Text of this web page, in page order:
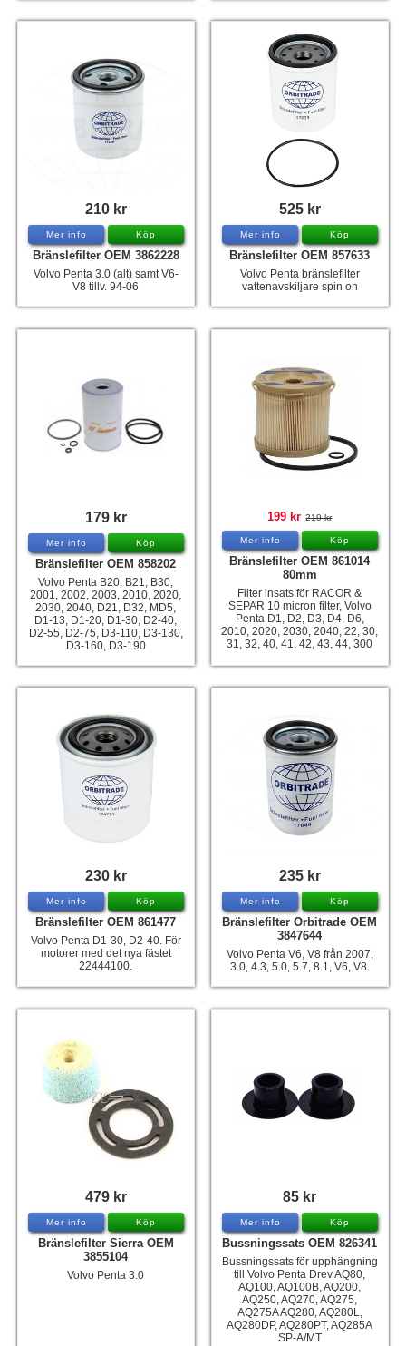
210 kr
Mer info Köp
Bränslefilter OEM 3862228
Volvo Penta 3.0 (alt) samt V6-
V8 tillv. 94-06
525 kr
Mer info Köp
Bränslefilter OEM 857633
Volvo Penta bränslefilter
vattenavskiljare spin on
179 kr
Mer info Köp
Bränslefilter OEM 858202
Volvo Penta B20, B21, B30,
2001, 2002, 2003, 2010, 2020,
2030, 2040, D21, D32, MD5,
D1-13, D1-20, D1-30, D2-40,
D2-55, D2-75, D3-110, D3-130,
D3-160, D3-190
199 kr 219 kr
Mer info Köp
Bränslefilter OEM 861014
80mm
Filter insats för RACOR &
SEPAR 10 micron filter, Volvo
Penta D1, D2, D3, D4, D6,
2010, 2020, 2030, 2040, 22, 30,
31, 32, 40, 41, 42, 43, 44, 300
230 kr
Mer info Köp
Bränslefilter OEM 861477
Volvo Penta D1-30, D2-40. För
motorer med det nya fästet
22444100.
235 kr
Mer info Köp
Bränslefilter Orbitrade OEM
3847644
Volvo Penta V6, V8 från 2007,
3.0, 4.3, 5.0, 5.7, 8.1, V6, V8.
479 kr
Mer info Köp
Bränslefilter Sierra OEM
3855104
Volvo Penta 3.0
85 kr
Mer info Köp
Bussningssats OEM 826341
Bussningssats för upphängning
till Volvo Penta Drev AQ80,
AQ100, AQ100B, AQ200,
AQ250, AQ270, AQ275,
AQ275A AQ280, AQ280L,
AQ280DP, AQ280PT, AQ285A
SP-A/MT